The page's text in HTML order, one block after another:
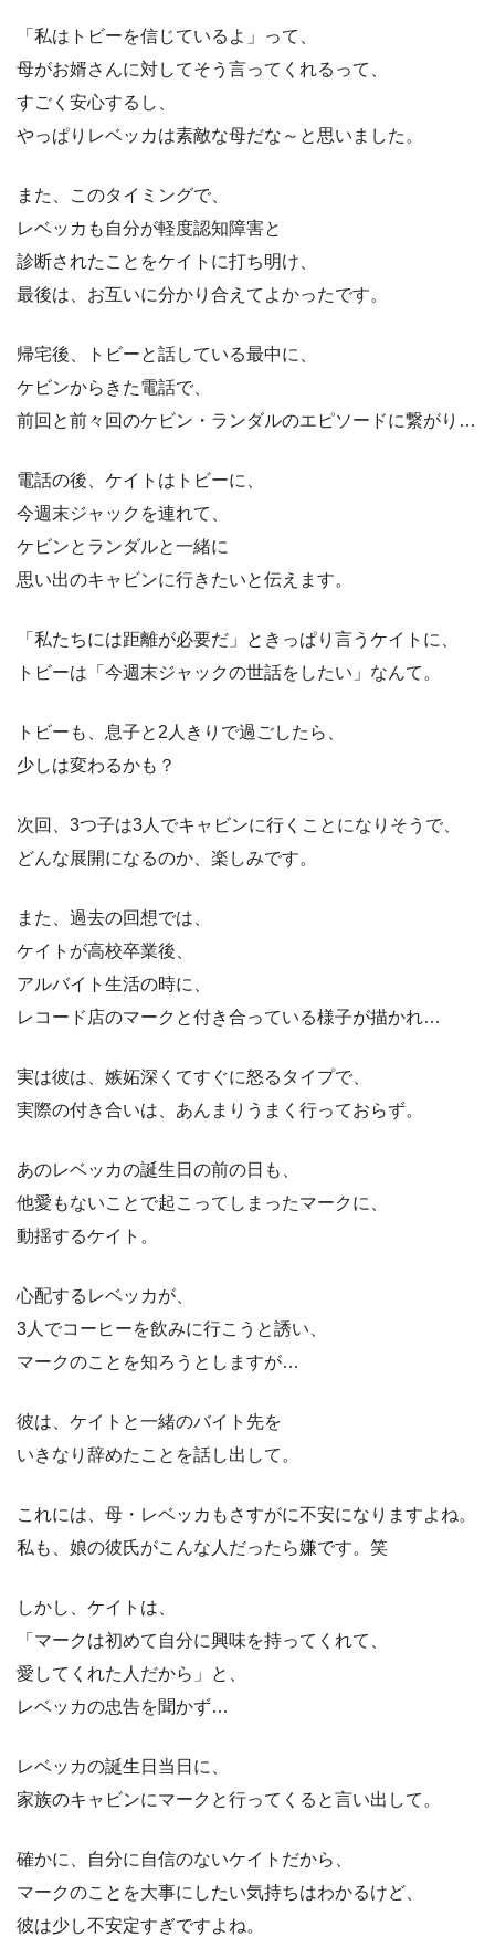
「私はトビーを信じているよ」って、
母がお婿さんに対してそう言ってくれるって、
すごく安心するし、
やっぱりレベッカは素敵な母だな～と思いました。
また、このタイミングで、
レベッカも自分が軽度認知障害と
診断されたことをケイトに打ち明け、
最後は、お互いに分かり合えてよかったです。
帰宅後、トビーと話している最中に、
ケビンからきた電話で、
前回と前々回のケビン・ランダルのエピソードに繋がり…
電話の後、ケイトはトビーに、
今週末ジャックを連れて、
ケビンとランダルと一緒に
思い出のキャビンに行きたいと伝えます。
「私たちには距離が必要だ」ときっぱり言うケイトに、
トビーは「今週末ジャックの世話をしたい」なんて。
トビーも、息子と2人きりで過ごしたら、
少しは変わるかも？
次回、3つ子は3人でキャビンに行くことになりそうで、
どんな展開になるのか、楽しみです。
また、過去の回想では、
ケイトが高校卒業後、
アルバイト生活の時に、
レコード店のマークと付き合っている様子が描かれ…
実は彼は、嫉妬深くてすぐに怒るタイプで、
実際の付き合いは、あんまりうまく行っておらず。
あのレベッカの誕生日の前の日も、
他愛もないことで起こってしまったマークに、
動揺するケイト。
心配するレベッカが、
3人でコーヒーを飲みに行こうと誘い、
マークのことを知ろうとしますが…
彼は、ケイトと一緒のバイト先を
いきなり辞めたことを話し出して。
これには、母・レベッカもさすがに不安になりますよね。
私も、娘の彼氏がこんな人だったら嫌です。笑
しかし、ケイトは、
「マークは初めて自分に興味を持ってくれて、
愛してくれた人だから」と、
レベッカの忠告を聞かず…
レベッカの誕生日当日に、
家族のキャビンにマークと行ってくると言い出して。
確かに、自分に自信のないケイトだから、
マークのことを大事にしたい気持ちはわかるけど、
彼は少し不安定すぎですよね。